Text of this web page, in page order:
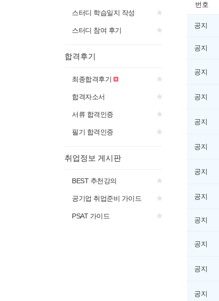
스터디 학습일지 작성
스터디 참여 후기
합격후기
최종합격후기
합격자소서
서류 합격인증
필기 합격인증
취업정보 게시판
BEST 추천강의
공기업 취업준비 가이드
PSAT 가이드
번호
공지
공지
공지
공지
공지
공지
공지
공지
공지
공지
공지
공지